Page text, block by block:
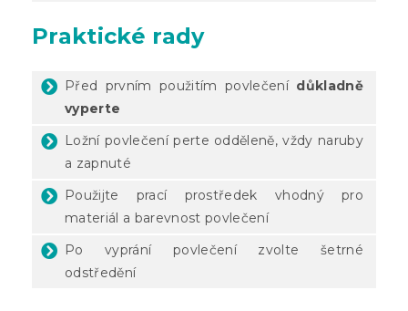
Praktické rady
Před prvním použitím povlečení důkladně
vyperte
Ložní povlečení perte odděleně, vždy naruby
a zapnuté
Použijte prací prostředek vhodný pro
materiál a barevnost povlečení
Po vyprání povlečení zvolte šetrné
odstředění